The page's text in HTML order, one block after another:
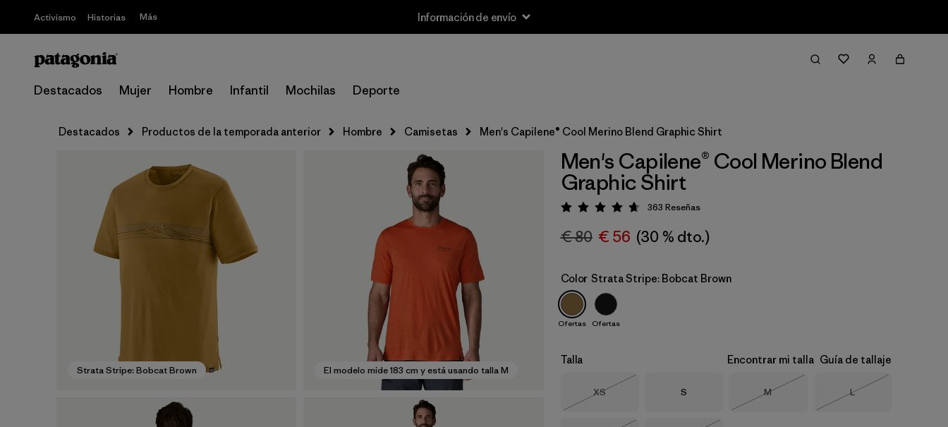
Activismo Historias Más Información de envío
Destacados Mujer Hombre Infantil Mochilas Deporte
Destacados Productos de la temporada anterior Hombre Camisetas Men's Capilene® Cool Merino Blend Graphic Shirt
Strata Stripe: Bobcat Brown El modelo mide 183 cm y está usando talla M
Men's Capilene® Cool Merino Blend
Graphic Shirt
Puntuación: 4.7 / 5
363 Reseñas
€ 80 € 56 (30 % dto.)
Color Strata Stripe: Bobcat Brown
Ofertas Ofertas
Talla Encontrar mi talla Guía de tallaje
Talla
XS
Talla
S Talla
M
Talla
L